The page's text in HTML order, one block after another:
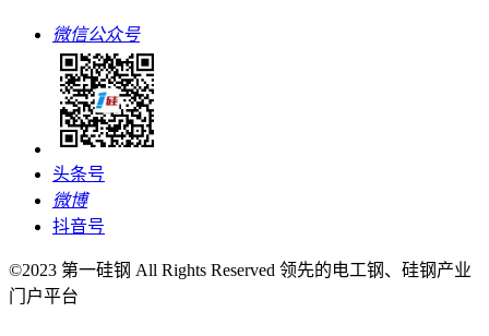
微信公众号
头条号
微博
抖音号
©2023 第一硅钢 All Rights Reserved 领先的电工钢、硅钢产业
门户平台